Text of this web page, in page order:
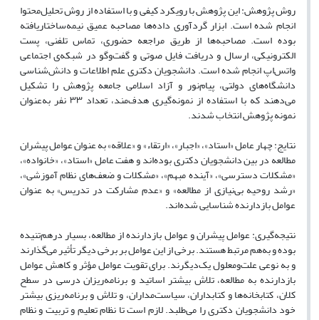
روش پژوهش: این پژوهش با رویکرد کیفی و با استفاده از روش تحلیل‌محتوا
انجام شده است. ابزار گردآوری داده‌ها مصاحبه عمیق نیمه‌ساختاریافته
بوده است. مصاحبه‌ها از طریق مراجعه حضوری، تماس تلفنی، پست
الکترونیکی، ارسال و دریافت فایل صوتی و گفت‌وگو در شبکه‌‌ی اجتماعی
واتس‌اپ انجام شده است. دانشجویان دکتری علم اطلاعات و دانششناسی
دانشگاه‌های دولتی، پیامنور و آزاد اسلامی جامعه پژوهش را تشکیل
می‌دهند که با استفاده از نمونه‌گیری هدف‌مند، تعداد ۳۳ نفر به‌عنوان
نمونه پژوهش انتخاب شدند.
نتایج:چهار عامل «استاد»، «اجبار»، «ارتقاء» و «علاقه» به عنوان عوامل پیشران
مطالعه در بین دانشجویان دکتری بوده‌اند و هفت عامل «استاد»، «خانواده»،
«مشکلات دسترسی»، «آینده مبهم»، «مشکلات و ضعفهای نظام آموزشی»،
«رشد روحیه بینیازی از مطالعه» و «عدم مشارکت‌ در تدریس» به عنوان
عوامل بازدارنده شناسایی شدهاند.
نتیجه‌گیری: عوامل پیشران و عوامل بازدارنده‌ از مطالعه، بسیار درهمتنیده
بوده و بههم مرتبط هستند. برخی از این عوامل بر برخی دیگر تأثیر میگذارند
و به نوعی علت‌ومعلول یکدیگرند. برای تقویت عوامل مؤثر و کاهش عوامل
بازدارنده به مطالعه، تلاش بیشتر اساتید و برنامهریزان درسی در سطح
کلان، کتابخانه‌ها و کتابداران، سیاست‌مداران، و تلاش و برنامه‌ریزی بیشتر
خود دانشجویان دکتری را می‌طلبد. لازم است تا نظام تعلیم و تربیت و نظام